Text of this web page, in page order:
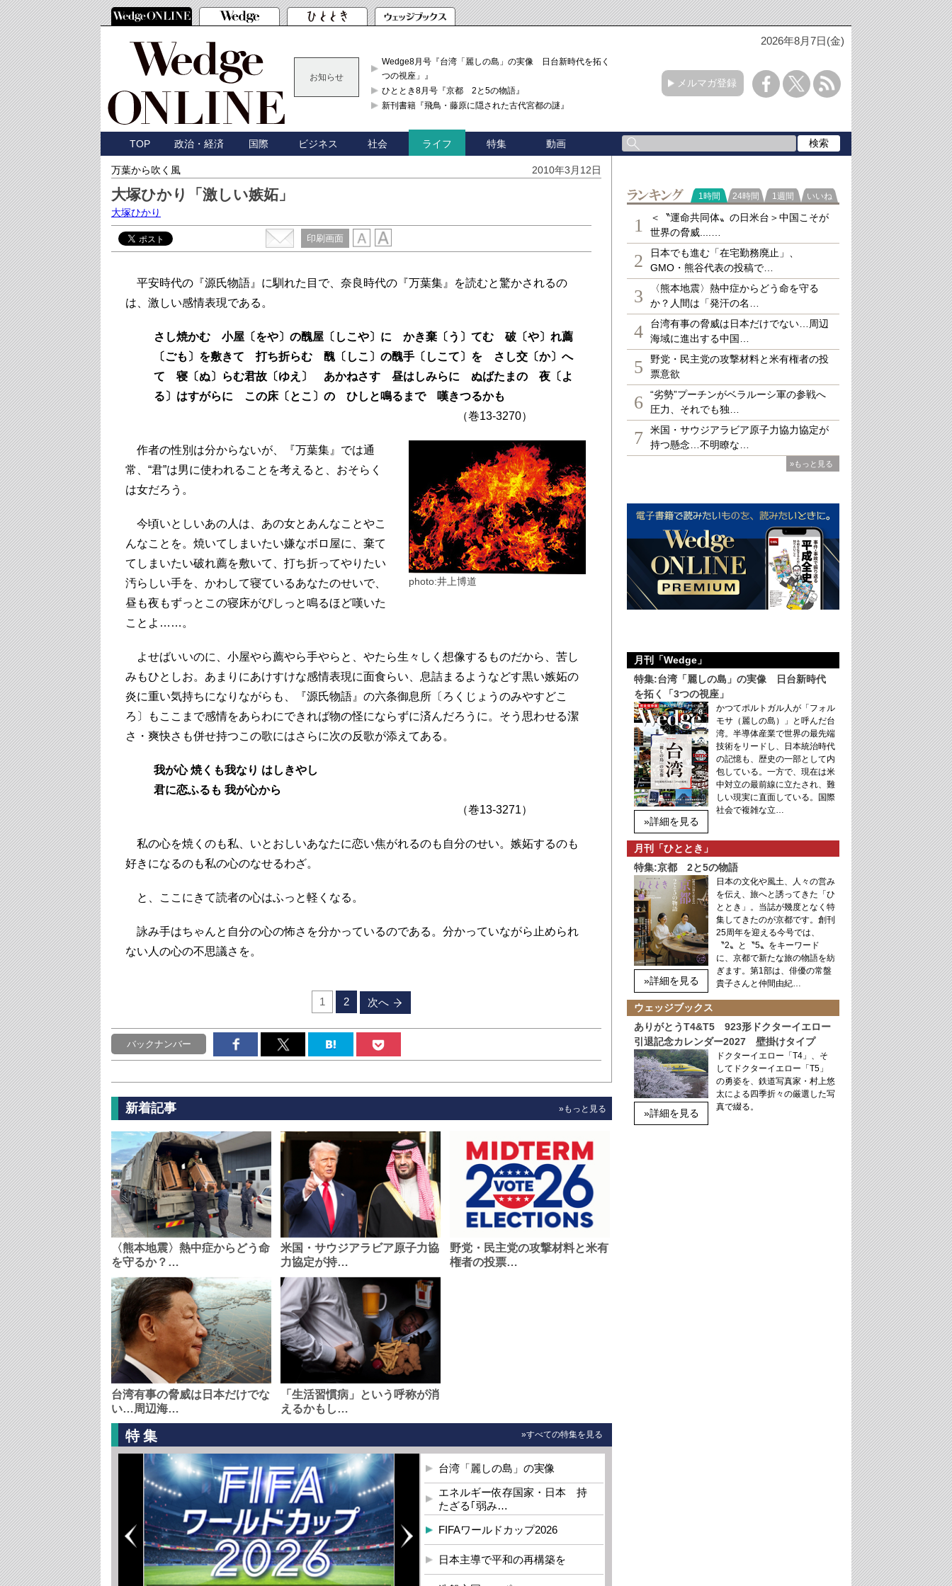
2026年8月7日(金)
お知らせ
Wedge8月号『台湾「麗しの島」の実像 日台新時代を拓く「3
つの視座」』
ひととき8月号『京都 2と5の物語』
新刊書籍『飛鳥・藤原に隠された古代宮都の謎』
メルマガ登録
TOP 政治・経済 国際 ビジネス 社会 ライフ 特集 動画
万葉から吹く風 2010年3月12日
大塚ひかり「激しい嫉妬」
大塚ひかり
印刷画面
平安時代の『源氏物語』に馴れた目で、奈良時代の『万葉集』を読むと驚かされるの
は、激しい感情表現である。
さし焼かむ 小屋〔をや〕の醜屋〔しこや〕に かき棄〔う〕てむ 破〔や〕れ薦
〔ごも〕を敷きて 打ち折らむ 醜〔しこ〕の醜手〔しこて〕を さし交〔か〕へ
て 寝〔ぬ〕らむ君故〔ゆえ〕 あかねさす 昼はしみらに ぬばたまの 夜〔よ
る〕はすがらに この床〔とこ〕の ひしと鳴るまで 嘆きつるかも
（巻13-3270）
photo:井上博道
作者の性別は分からないが、『万葉集』では通
常、“君”は男に使われることを考えると、おそらく
は女だろう。
今頃いとしいあの人は、あの女とあんなことやこ
んなことを。焼いてしまいたい嫌なボロ屋に、棄て
てしまいたい破れ薦を敷いて、打ち折ってやりたい
汚らしい手を、かわして寝ているあなたのせいで、
昼も夜もずっとこの寝床がぴしっと鳴るほど嘆いた
ことよ……。
よせばいいのに、小屋やら薦やら手やらと、やたら生々しく想像するものだから、苦し
みもひとしお。あまりにあけすけな感情表現に面食らい、息詰まるようなどす黒い嫉妬の
炎に重い気持ちになりながらも、『源氏物語』の六条御息所〔ろくじょうのみやすどこ
ろ〕もここまで感情をあらわにできれば物の怪にならずに済んだろうに。そう思わせる潔
さ・爽快さも併せ持つこの歌にはさらに次の反歌が添えてある。
我が心 焼くも我なり はしきやし
君に恋ふるも 我が心から
（巻13-3271）
私の心を焼くのも私、いとおしいあなたに恋い焦がれるのも自分のせい。嫉妬するのも
好きになるのも私の心のなせるわざ。
と、ここにきて読者の心はふっと軽くなる。
詠み手はちゃんと自分の心の怖さを分かっているのである。分かっていながら止められ
ない人の心の不思議さを。
1 2 次へ
バックナンバー
新着記事 »もっと見る
〈熊本地震〉熱中症からどう命
を守るか？…
米国・サウジアラビア原子力協
力協定が持…
野党・民主党の攻撃材料と米有
権者の投票…
台湾有事の脅威は日本だけでな
い…周辺海…
「生活習慣病」という呼称が消
えるかもし…
特集 »すべての特集を見る
台湾「麗しの島」の実像
エネルギー依存国家・日本 持
たざる｢弱み…
FIFAワールドカップ2026
日本主導で平和の再構築を
ランキング
1時間 24時間 1週間 いいね
1
＜〝運命共同体〟の日米台＞中国こそが
世界の脅威....…
2
日本でも進む「在宅勤務廃止」、
GMO・熊谷代表の投稿で…
3
〈熊本地震〉熱中症からどう命を守る
か？人間は「発汗の名…
4
台湾有事の脅威は日本だけでない…周辺
海域に進出する中国…
5
野党・民主党の攻撃材料と米有権者の投
票意欲
6
“劣勢”プーチンがベラルーシ軍の参戦へ
圧力、それでも独…
7
米国・サウジアラビア原子力協力協定が
持つ懸念…不明瞭な…
»もっと見る
月刊「Wedge」
特集:台湾「麗しの島」の実像 日台新時代
を拓く「3つの視座」
»詳細を見る
かつてポルトガル人が「フォル
モサ（麗しの島）」と呼んだ台
湾。半導体産業で世界の最先端
技術をリードし、日本統治時代
の記憶も、歴史の一部として内
包している。一方で、現在は米
中対立の最前線に立たされ、難
しい現実に直面している。国際
社会で複雑な立…
月刊「ひととき」
特集:京都 2と5の物語
»詳細を見る
日本の文化や風土、人々の営み
を伝え、旅へと誘ってきた「ひ
ととき」。当誌が幾度となく特
集してきたのが京都です。創刊
25周年を迎える今号では、
〝2〟と〝5〟をキーワード
に、京都で新たな旅の物語を紡
ぎます。第1部は、俳優の常盤
貴子さんと仲間由紀…
ウェッジブックス
ありがとうT4&T5 923形ドクターイエロー
引退記念カレンダー2027 壁掛けタイプ
»詳細を見る
ドクターイエロー「T4」、そ
してドクターイエロー「T5」
の勇姿を、鉄道写真家・村上悠
太による四季折々の厳選した写
真で綴る。